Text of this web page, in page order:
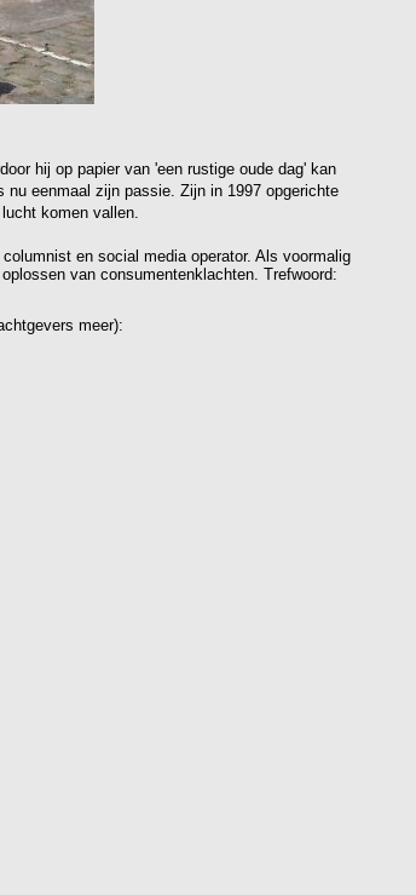
hij op papier van 'een rustige oude dag' kan
eenmaal zijn passie. Zijn in 1997 opgerichte
komen vallen.
en social media operator. Als voormalig
van consumentenklachten. Trefwoord:
meer):